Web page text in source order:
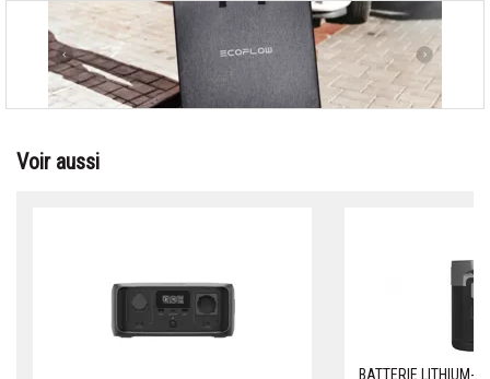
Voir aussi
BATTERIE LITHIUM-